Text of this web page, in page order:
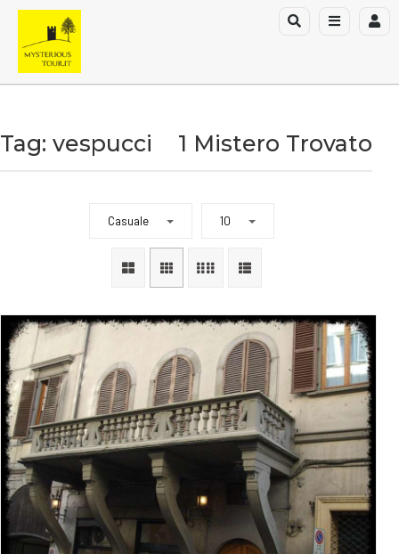
Tag: vespucci 1 Mistero Trovato
Casuale 10